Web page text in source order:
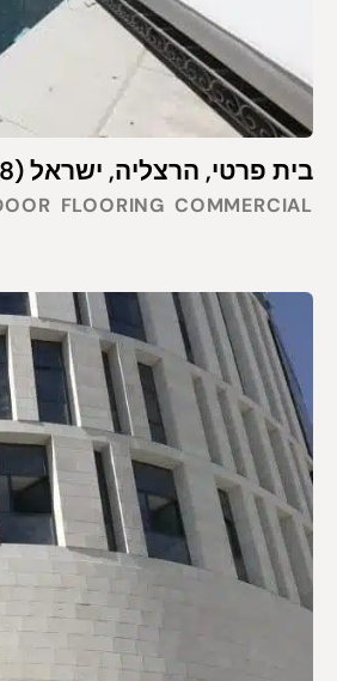
בית פרטי, הרצליה, ישראל (2008)
COMMERCIAL
FLOORING